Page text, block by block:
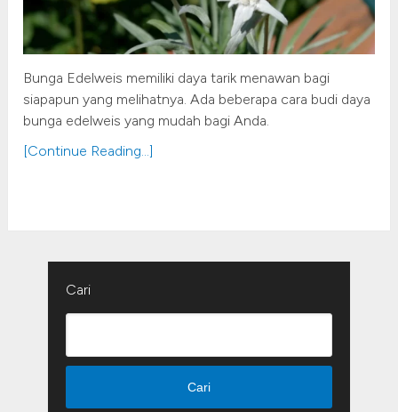
Bunga Edelweis memiliki daya tarik menawan bagi
siapapun yang melihatnya. Ada beberapa cara budi daya
bunga edelweis yang mudah bagi Anda.
[Continue Reading...]
Cari
Cari